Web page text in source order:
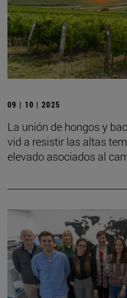
09 | 10 | 2025
La unión de hongos y
vid a resistir las altas
elevado asociados al